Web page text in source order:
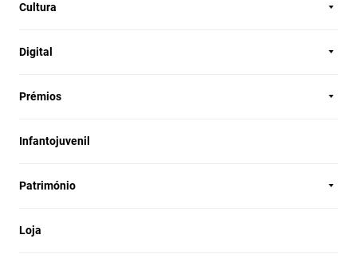
Cultura
Digital
Prémios
Infantojuvenil
Património
Loja